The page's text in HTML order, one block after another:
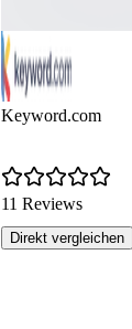
Keyword.com
11 Reviews
Direkt vergleichen